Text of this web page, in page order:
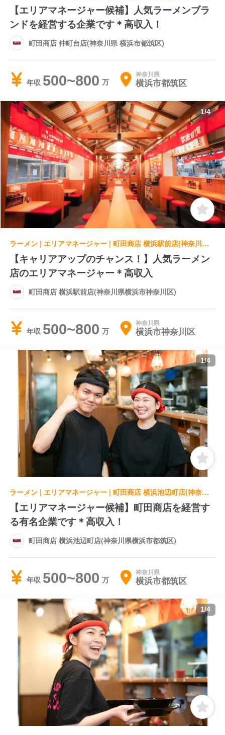
【エリアマネージャー候補】人気ラーメンブラ
ンドを経営する企業です＊高収入！
町田商店 仲町台店(神奈川県 横浜市都筑区)
年収 500~800 神奈川県
横浜市都筑区
1/4
ラーメン | エリアマネージャー | 町田商店 横浜駅前店(神奈川県横浜市神奈川区)
【キャリアアップのチャンス！】人気ラーメン
店のエリアマネージャー＊高収入
町田商店 横浜駅前店(神奈川県横浜市神奈川区)
年収 500~800 神奈川県
横浜市神奈川区
1/4
ラーメン | エリアマネージャー | 町田商店 横浜池辺町店(神奈川県横浜市都筑区)
【エリアマネージャー候補】町田商店を経営す
る有名企業です＊高収入！
町田商店 横浜池辺町店(神奈川県横浜市都筑区)
年収 500~800 神奈川県
横浜市都筑区
1/4